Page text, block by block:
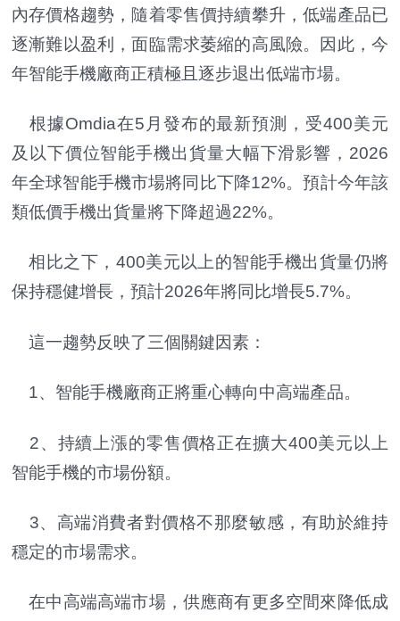
內存價格趨勢，隨着零售價持續攀升，低端產品已
逐漸難以盈利，面臨需求萎縮的高風險。因此，今
年智能手機廠商正積極且逐步退出低端市場。
根據Omdia在5月發布的最新預測，受400美元
及以下價位智能手機出貨量大幅下滑影響，2026
年全球智能手機市場將同比下降12%。預計今年該
類低價手機出貨量將下降超過22%。
相比之下，400美元以上的智能手機出貨量仍將
保持穩健增長，預計2026年將同比增長5.7%。
這一趨勢反映了三個關鍵因素：
1、智能手機廠商正將重心轉向中高端產品。
2、持續上漲的零售價格正在擴大400美元以上
智能手機的市場份額。
3、高端消費者對價格不那麼敏感，有助於維持
穩定的市場需求。
在中高端高端市場，供應商有更多空間來降低成